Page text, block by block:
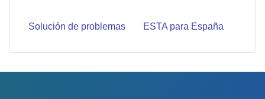
Solución de problemas ESTA para España